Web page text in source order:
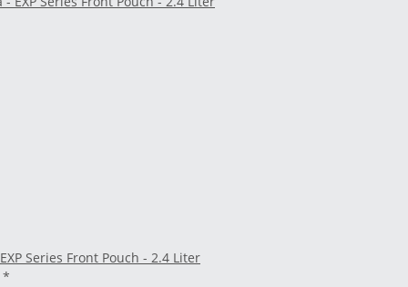
Series Front Pouch - 2.4 Liter
*